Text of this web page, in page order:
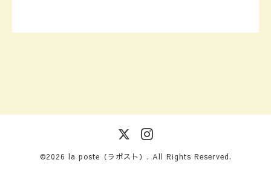
©2026 la poste（ラポスト） . All Rights Reserved.